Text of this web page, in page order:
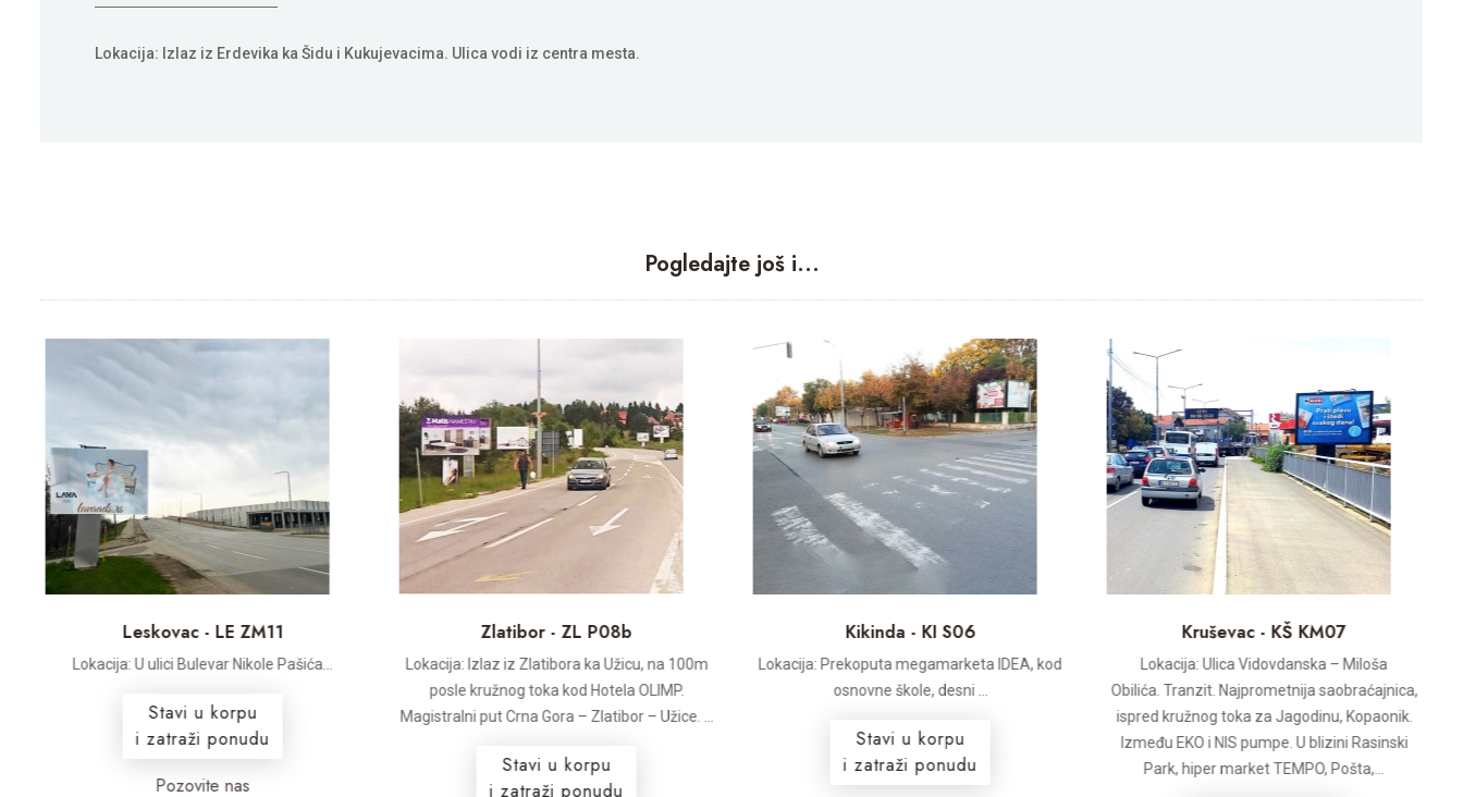
Lokacija: Izlaz iz Erdevika ka Šidu i Kukujevacima. Ulica vodi iz centra mesta.
Pogledajte još i...
Leskovac - LE ZM11
Lokacija: U ulici Bulevar Nikole Pašića...
Stavi u korpu
i zatraži ponudu
Pozovite nas
Zlatibor - ZL P08b
Lokacija: Izlaz iz Zlatibora ka Užicu, na 100m
posle kružnog toka kod Hotela OLIMP.
Magistralni put Crna Gora – Zlatibor – Užice. ...
Stavi u korpu
i zatraži ponudu
Kikinda - KI S06
Lokacija: Prekoputa megamarketa IDEA, kod
osnovne škole, desni ...
Stavi u korpu
i zatraži ponudu
Kruševac - KŠ KM07
Lokacija: Ulica Vidovdanska – Miloša
Obilića. Tranzit. Najprometnija saobraćajnica,
ispred kružnog toka za Jagodinu, Kopaonik.
Između EKO i NIS pumpe. U blizini Rasinski
Park, hiper market TEMPO, Pošta,...